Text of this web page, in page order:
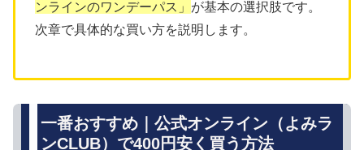
ンラインのワンデーパス」 が基本の選択肢です。
次章で具体的な買い方を説明します。
一番おすすめ｜公式オンライン（よみラ
ンCLUB）で400円安く買う方法